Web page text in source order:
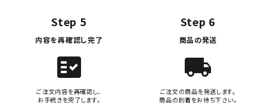
Step 5
内容を再確認し完了
fact_check
ご注文内容を再確認し、
お手続きを完了します。
Step 6
商品の発送
local_shipping
ご注文の商品を発送します。
商品の到着をお待ち下さい。